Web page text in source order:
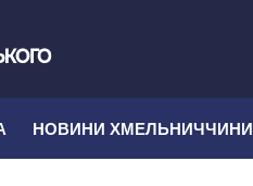
НОВИНИ ХМЕЛЬНИЧЧИНИ